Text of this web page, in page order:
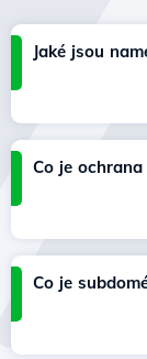
Jaké jsou
Co je
Co je